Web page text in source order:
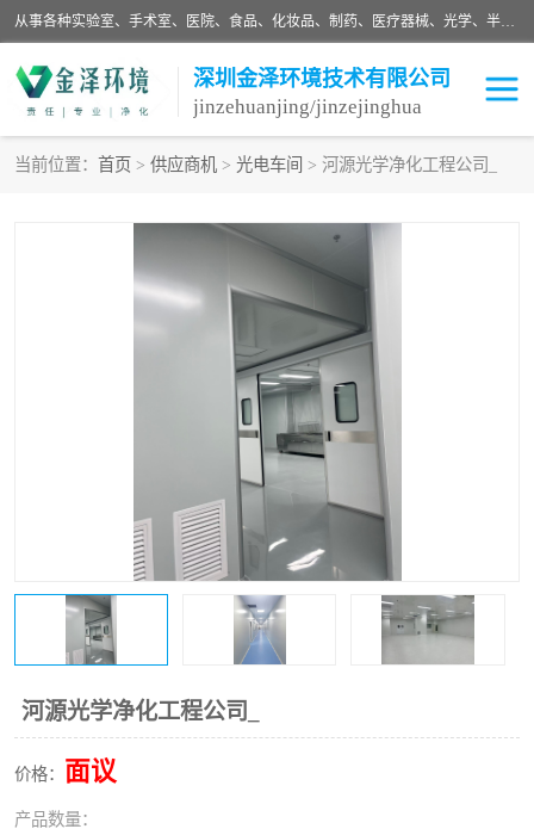
从事各种实验室、手术室、医院、食品、化妆品、制药、医疗器械、光学、半导体、精密电子等无尘车间行业的洁净车间装修设计、净化设备、恒温恒湿空调的设计制作与安装、净化系统工程项目施工及其技术支持服务。
深圳金泽环境技术有限公司
jinzehuanjing/jinzejinghua
当前位置： 首页 > 供应商机 > 光电车间 > 河源光学净化工程公司_
河源光学净化工程公司_
价格： 面议
产品数量：
实验室净化
GMP车间净化
生命工程
食品饮料
光电车间
恒温恒湿净化空调 过滤器
洁净棚